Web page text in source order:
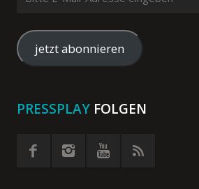
Mail-
Adresse
eingeben
jetzt abonnieren
PRESSPLAY FOLGEN